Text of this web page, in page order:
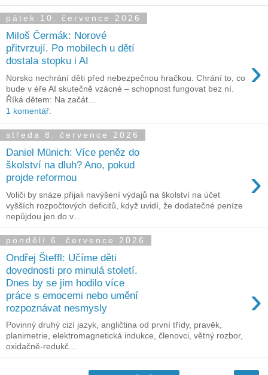
pátek 10. července 2026
Miloš Čermák: Norové
přitvrzují. Po mobilech u dětí
dostala stopku i AI
›
Norsko nechrání děti před nebezpečnou hračkou. Chrání to, co
bude v éře AI skutečně vzácné – schopnost fungovat bez ní.
Říká dětem: Na začát...
1 komentář:
středa 8. července 2026
Daniel Münich: Více peněz do
školství na dluh? Ano, pokud
projde reformou
›
Voliči by snáze přijali navýšení výdajů na školství na účet
vyšších rozpočtových deficitů, když uvidí, že dodatečné peníze
nepůjdou jen do v...
pondělí 6. července 2026
Ondřej Šteffl: Učíme děti
dovednosti pro minulá století.
Dnes by se jim hodilo více
práce s emocemi nebo umění
rozpoznávat nesmysly
›
Povinný druhý cizí jazyk, angličtina od první třídy, pravěk,
planimetrie, elektromagnetická indukce, členovci, větný rozbor,
oxidačně-redukč...